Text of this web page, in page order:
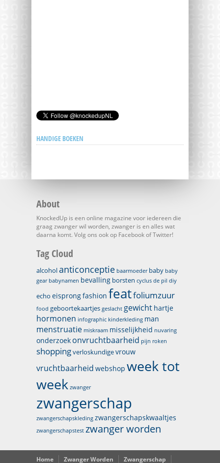
HANDIGE BOEKEN
About
KnockedUp is een online magazine voor iedereen die
graag zwanger wil worden, zwanger is en alles wat
daarna komt. Volg ons ook op Facebook of Twitter!
Tag Cloud
alcoholanticonceptie baarmoeder baby baby
gear babynamen bevalling borsten cyclus de pil diy
echo eisprongfashion featfoliumzuur
food geboortekaartjes geslacht gewicht hartje
hormonen infographic kinderkleding man
menstruatie miskraam misselijkheid nuvaring
onderzoek onvruchtbaarheid pijn roken
shoppingverloskundigevrouw
vruchtbaarheid webshop week tot
week zwanger
zwangerschap
zwangerschapskleding zwangerschapskwaaltjes
zwangerschapstest zwanger worden
Home Zwanger Worden Zwangerschap